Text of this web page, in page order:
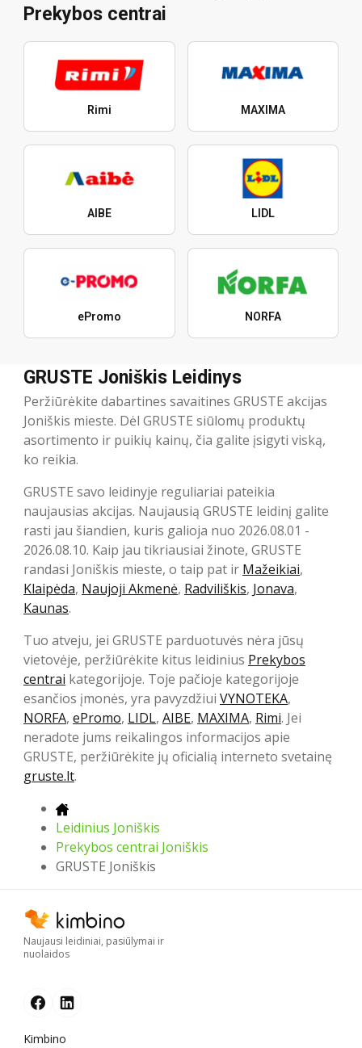
Prekybos centrai
Rimi MAXIMA
AIBE LIDL
ePromo NORFA
GRUSTE Joniškis Leidinys
Peržiūrėkite dabartines savaitines GRUSTE akcijas
Joniškis mieste. Dėl GRUSTE siūlomų produktų
asortimento ir puikių kainų, čia galite įsigyti viską,
ko reikia.
GRUSTE savo leidinyje reguliariai pateikia
naujausias akcijas. Naujausią GRUSTE leidinį galite
rasti jau šiandien, kuris galioja nuo 2026.08.01 -
2026.08.10. Kaip jau tikriausiai žinote, GRUSTE
randasi Joniškis mieste, o taip pat ir Mažeikiai,
Klaipėda, Naujoji Akmenė, Radviliškis, Jonava,
Kaunas.
Tuo atveju, jei GRUSTE parduotuvės nėra jūsų
vietovėje, peržiūrėkite kitus leidinius Prekybos
centrai kategorijoje. Toje pačioje kategorijoje
esančios įmonės, yra pavyzdžiui VYNOTEKA,
NORFA, ePromo, LIDL, AIBE, MAXIMA, Rimi. Jei
neradote jums reikalingos informacijos apie
GRUSTE, peržiūrėkite jų oficialią interneto svetainę
gruste.lt.
Leidinius Joniškis
Prekybos centrai Joniškis
GRUSTE Joniškis
Naujausi leidiniai, pasiūlymai ir
nuolaidos
Kimbino